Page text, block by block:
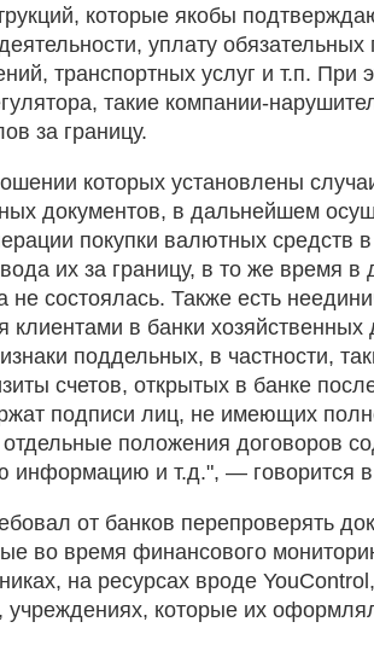
которые якобы
уплату
транспортных услуг и т.п. При
такие компании-
за границу.
которых установлены
документов, в дальнейшем
покупки валютных средств
их за границу, в то же время
не состоялась. Также есть
клиентами в банки хозяйственных
поддельных, в частности,
счетов, открытых в банке
подписи лиц, не имеющих
положения договоров
информацию и т.д.", — говорится
от банков перепроверять
во время финансового
на ресурсах вроде
учреждениях, которые их